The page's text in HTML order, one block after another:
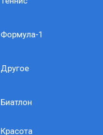
Формула-1
Другое
Биатлон
Красота